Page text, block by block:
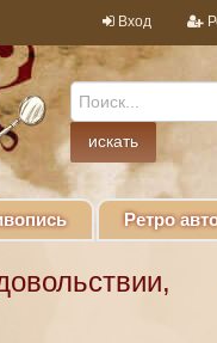
Вход
Ретро